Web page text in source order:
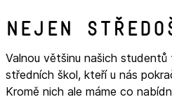
Nejen
Valnou většinu našich
středních škol, kteří u nás
Kromě nich ale máme co